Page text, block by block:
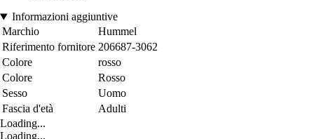
Informazioni aggiuntive
Marchio
Hummel
Riferimento fornitore 206687-3062
Colore
rosso
Colore
Rosso
Sesso
Uomo
Fascia d'età
Adulti
Loading...
Loading...